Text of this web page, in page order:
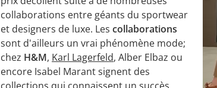
collaborations entre géants du sportwear
et designers de luxe. Les collaborations
sont d'ailleurs un vrai phénomène mode;
chez H&M, Karl Lagerfeld, Alber Elbaz ou
encore Isabel Marant signent des